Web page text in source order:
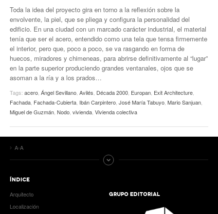
Toda la idea del proyecto gira en torno a la reflexión sobre la
envolvente, la piel, que se pliega y configura la personalidad del
edificio. En una ciudad con un marcado carácter industrial, el material
tenía que ser el acero, entendido como una tela que tensa firmemente
el interior, pero que, poco a poco, se va rasgando en forma de
huecos, miradores y chimeneas, para abrirse definitivamente al “lugar”
en la parte superior produciendo grandes ventanales, ojos que se
asoman a la ría y a los prados…
Tags: acero Ángel Sevillano Avilés Década 2000 Europan Exit Architecture
Fachada Fachada-Cubierta Ibán Carpintero José María Tabuyo Mario Sanjuan
Miguel de Guzmán Nodo vivienda Vivienda colectiva
A-A
ÍNDICE
Arquitecto
Localización
GRUPO EDITORIAL